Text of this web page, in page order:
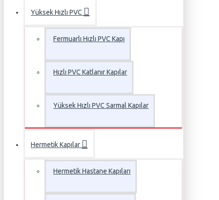
Yüksek Hızlı PVC
Fermuarlı Hızlı PVC Kapı
Hızlı PVC Katlanır Kapılar
Yüksek Hızlı PVC Sarmal Kapılar
Hermetik Kapılar
Hermetik Hastane Kapıları